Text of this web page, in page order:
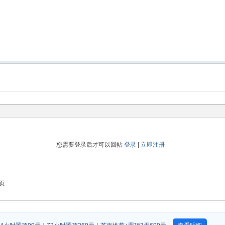
您需要登录后才可以回帖 登录| 立即注册